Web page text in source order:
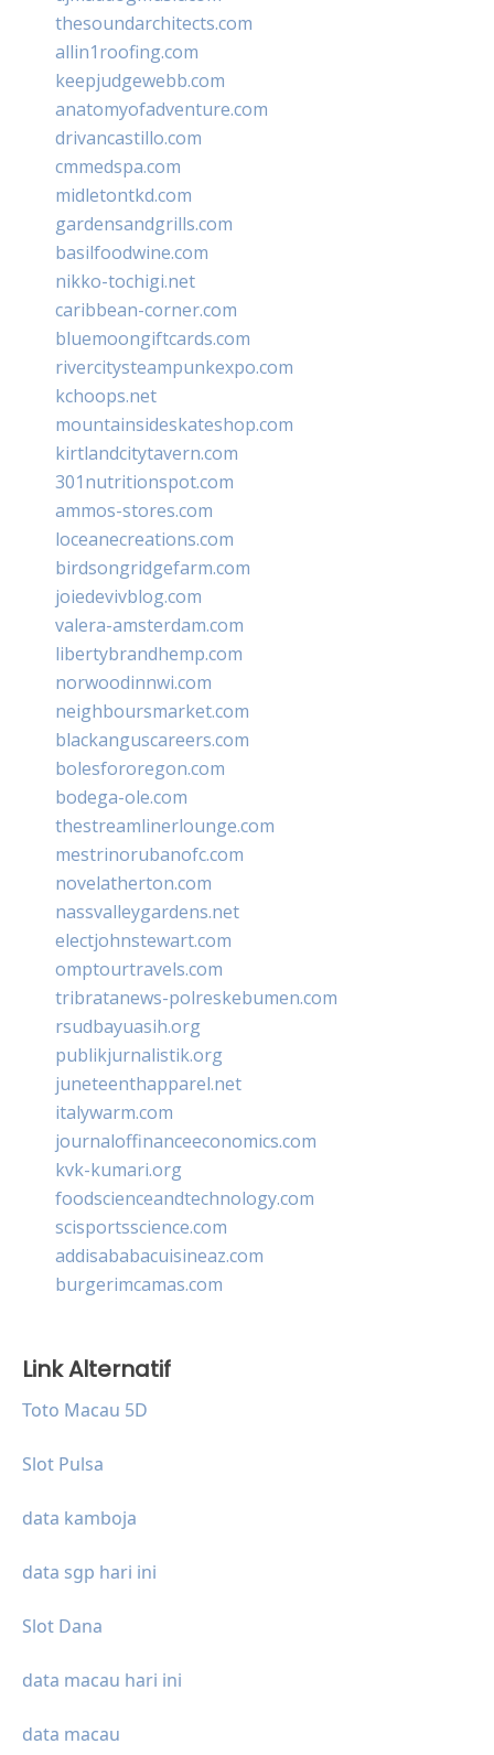
thesoundarchitects.com
allin1roofing.com
keepjudgewebb.com
anatomyofadventure.com
drivancastillo.com
cmmedspa.com
midletontkd.com
gardensandgrills.com
basilfoodwine.com
nikko-tochigi.net
caribbean-corner.com
bluemoongiftcards.com
rivercitysteampunkexpo.com
kchoops.net
mountainsideskateshop.com
kirtlandcitytavern.com
301nutritionspot.com
ammos-stores.com
loceanecreations.com
birdsongridgefarm.com
joiedevivblog.com
valera-amsterdam.com
libertybrandhemp.com
norwoodinnwi.com
neighboursmarket.com
blackanguscareers.com
bolesfororegon.com
bodega-ole.com
thestreamlinerlounge.com
mestrinorubanofc.com
novelatherton.com
nassvalleygardens.net
electjohnstewart.com
omptourtravels.com
tribratanews-polreskebumen.com
rsudbayuasih.org
publikjurnalistik.org
juneteenthapparel.net
italywarm.com
journaloffinanceeconomics.com
kvk-kumari.org
foodscienceandtechnology.com
scisportsscience.com
addisababacuisineaz.com
burgerimcamas.com
Link Alternatif
Toto Macau 5D
Slot Pulsa
data kamboja
data sgp hari ini
Slot Dana
data macau hari ini
data macau